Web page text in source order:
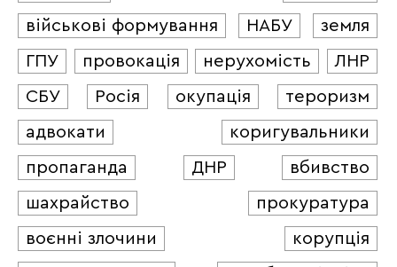
військові формування
НАБУ
земля
ГПУ
провокація нерухомість
ЛНР
СБУ
Росія окупація
тероризм
адвокати
коригувальники
пропаганда
ДНР
вбивство
шахрайство
прокуратура
воєнні злочини
корупція